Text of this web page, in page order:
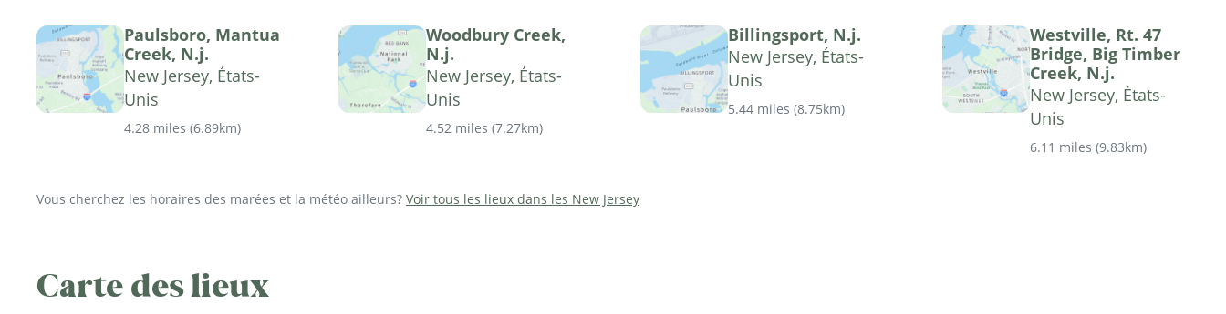
Paulsboro, Mantua
Creek, N.j.
New Jersey, États-
Unis
4.28 miles (6.89km)
Woodbury Creek,
N.j.
New Jersey, États-
Unis
4.52 miles (7.27km)
Billingsport, N.j.
New Jersey, États-
Unis
5.44 miles (8.75km)
Westville, Rt. 47
Bridge, Big Timber
Creek, N.j.
New Jersey, États-
Unis
6.11 miles (9.83km)
Vous cherchez les horaires des marées et la météo ailleurs? Voir tous les lieux dans les New Jersey
Carte des lieux